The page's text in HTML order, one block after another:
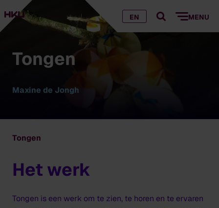
EN MENU
Tongen
Maxine de Jongh
Tongen
Het werk
Tongen is een werk om te zien, te horen en te ervaren